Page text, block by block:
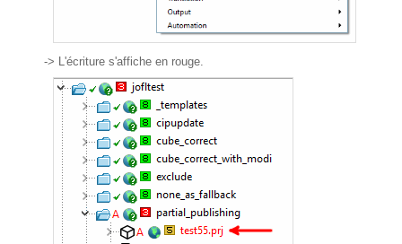
-> L'écriture s'affiche en rouge.